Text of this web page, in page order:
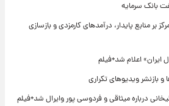
بانک سرمایه
بر منابع پایدار، درآمدهای کارمزدی و بازسازی
اعلام شد+فیلم
بازنشر ویدیوهای تکراری
درباره میثاقی و فردوسی پور وایرال شد+فیلم